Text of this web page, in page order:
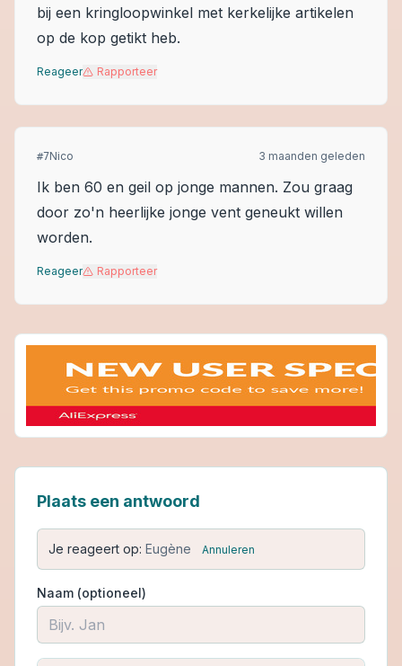
bij een kringloopwinkel met kerkelijke artikelen
op de kop getikt heb.
Reageer Rapporteer
#7Nico 3 maanden geleden
Ik ben 60 en geil op jonge mannen. Zou graag
door zo'n heerlijke jonge vent geneukt willen
worden.
Reageer Rapporteer
Plaats een antwoord
Je reageert op: Eugène Annuleren
Naam (optioneel)